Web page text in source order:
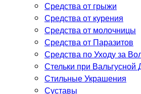
Средства от грыжи
Средства от курения
Средства от молочницы
Средства от Паразитов
Средства по Уходу за
Стельки при
Стильные Украшения
Суставы